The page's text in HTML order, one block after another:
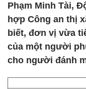
Phạm Minh Tài,
hợp Công an thị
biết, đơn vị vừa
của một người
cho người đánh